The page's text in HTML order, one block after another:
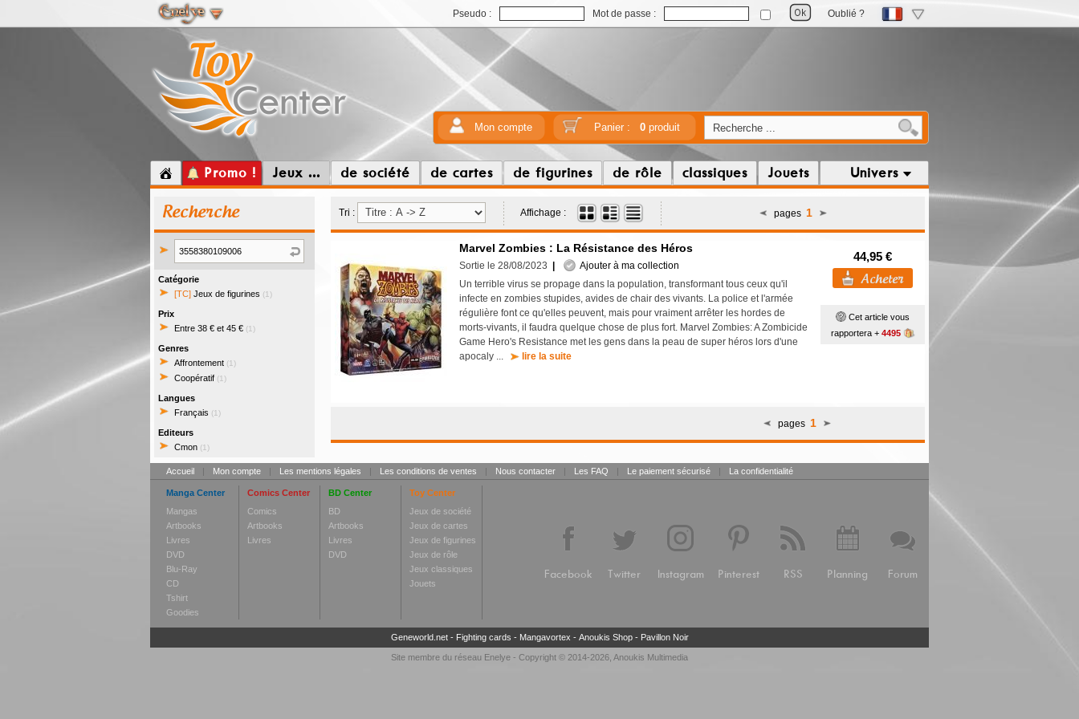
Pseudo : Mot de passe : Oublié ?
Mon compte Panier : 0produit
Promo ! Jeux ... de société de cartes de figurines de rôle classiques Jouets Univers
Recherche
Catégorie
[TC] Jeux de figurines (1)
Prix
Entre 38 € et 45 € (1)
Genres
Affrontement (1)
Coopératif (1)
Langues
Français (1)
Editeurs
Cmon (1)
Tri : Affichage : pages 1
Marvel Zombies : La Résistance des Héros
Sortie le 28/08/2023
Ajouter à ma collection
Un terrible virus se propage dans la population, transformant tous ceux qu'il
infecte en zombies stupides, avides de chair des vivants. La police et l'armée
régulière font ce qu'elles peuvent, mais pour vraiment arrêter les hordes de
morts-vivants, il faudra quelque chose de plus fort. Marvel Zombies: A Zombicide
Game Hero's Resistance met les gens dans la peau de super héros lors d'une
apocaly ...
lire la suite
44,95 €
Cet article vous
rapportera + 4495
pages 1
Accueil | Mon compte | Les mentions légales | Les conditions de ventes | Nous contacter | Les FAQ | Le paiement sécurisé | La confidentialité
Manga Center
Mangas
Artbooks
Livres
DVD
Blu-Ray
CD
Tshirt
Goodies
Comics Center
Comics
Artbooks
Livres
BD Center
BD
Artbooks
Livres
DVD
Toy Center
Jeux de société
Jeux de cartes
Jeux de figurines
Jeux de rôle
Jeux classiques
Jouets
Facebook Twitter Instagram Pinterest RSS Planning Forum
Geneworld.net- Fighting cards - Mangavortex - Anoukis Shop- Pavillon Noir
Site membre du réseau Enelye - Copyright © 2014-2026, Anoukis Multimedia